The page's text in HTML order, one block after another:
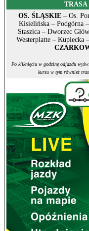
TRASA
OS. ŚLĄSKIE – Os.
Kisielińska – Podgórna
Staszica – Dworzec
Westerplatte – Kupiecka
Po kliknięciu w godzinę odjazdu
kursu w tym również